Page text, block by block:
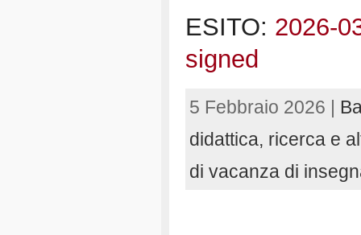
ESITO: 2026-
signed
5 Febbraio 2026 |
didattica, ricerca e
di vacanza di